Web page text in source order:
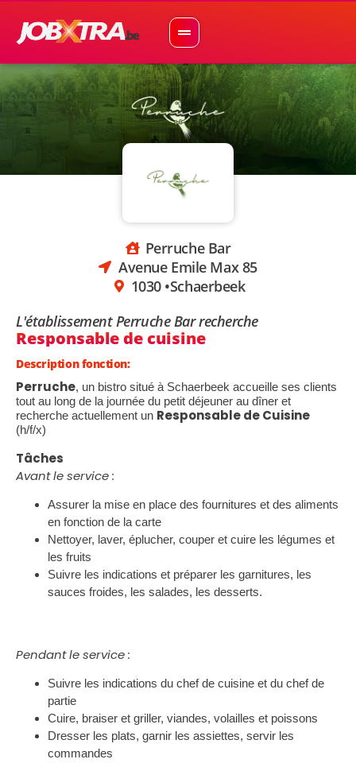
Perruche Bar
Avenue Emile Max 85
1030 •Schaerbeek
L'établissement Perruche Bar recherche
Responsable de cuisine
Description fonction:
Perruche, un bistro situé à Schaerbeek accueille ses clients
tout au long de la journée du petit déjeuner au dîner et
recherche actuellement un Responsable de Cuisine
(h/f/x)
Tâches
Avant le service :
Assurer la mise en place des fournitures et des aliments
en fonction de la carte
Nettoyer, laver, éplucher, couper et cuire les légumes et
les fruits
Suivre les indications et préparer les garnitures, les
sauces froides, les salades, les desserts.
Pendant le service :
Suivre les indications du chef de cuisine et du chef de
partie
Cuire, braiser et griller, viandes, volailles et poissons
Dresser les plats, garnir les assiettes, servir les
commandes